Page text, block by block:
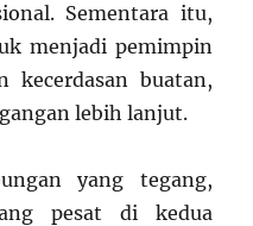
Sementara itu,
menjadi pemimpin
kecerdasan buatan,
lebih lanjut.
yang tegang,
pesat di kedua